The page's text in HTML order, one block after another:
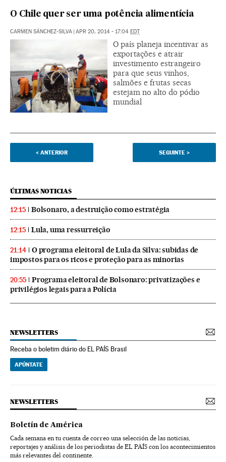
O Chile quer ser uma potência alimentícia
CARMEN SÁNCHEZ-SILVA APR 20, 2014 - 17:04 EDT
O país planeja incentivar as
exportações e atrair
investimento estrangeiro
para que seus vinhos,
salmões e frutas secas
estejam no alto do pódio
mundial
< ANTERIOR SEGUINTE >
ÚLTIMAS NOTICIAS
12:15 Bolsonaro, a destruição como estratégia
12:15 Lula, uma ressurreição
21:14
O programa eleitoral de Lula da Silva: subidas de
impostos para os ricos e proteção para as minorias
20:55
Programa eleitoral de Bolsonaro: privatizações e
privilégios legais para a Polícia
NEWSLETTERS
Receba o boletim diário do EL PAÍS Brasil
APÚNTATE
NEWSLETTERS
Boletín de América
Cada semana en tu cuenta de correo una selección de las noticias,
reportajes y análisis de los periodistas de EL PAÍS con los acontecimientos
más relevantes del continente.